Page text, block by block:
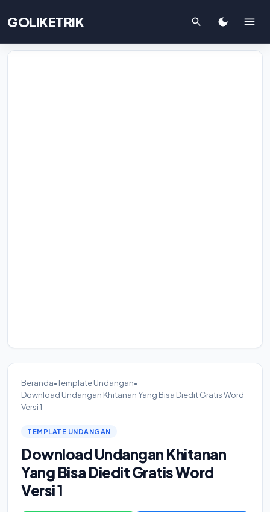
GOLIKETRIK
Beranda•Template Undangan•
Download Undangan Khitanan Yang Bisa Diedit Gratis Word
Versi 1
TEMPLATE UNDANGAN
Download Undangan Khitanan
Yang Bisa Diedit Gratis Word
Versi 1